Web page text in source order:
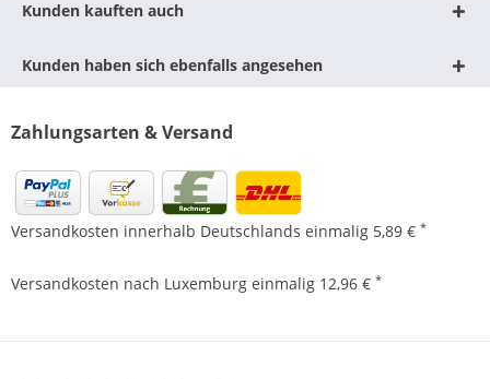
Kunden kauften auch
Kunden haben sich ebenfalls angesehen
Zahlungsarten & Versand
Versandkosten innerhalb Deutschlands einmalig 5,89 € *
Versandkosten nach Luxemburg einmalig 12,96 € *